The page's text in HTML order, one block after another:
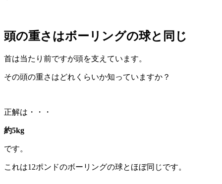
頭の重さはボーリングの球と同じ
首は当たり前ですが頭を支えています。
その頭の重さはどれくらいか知っていますか？
正解は・・・
約5kg
です。
これは12ポンドのボーリングの球とほぼ同じです。